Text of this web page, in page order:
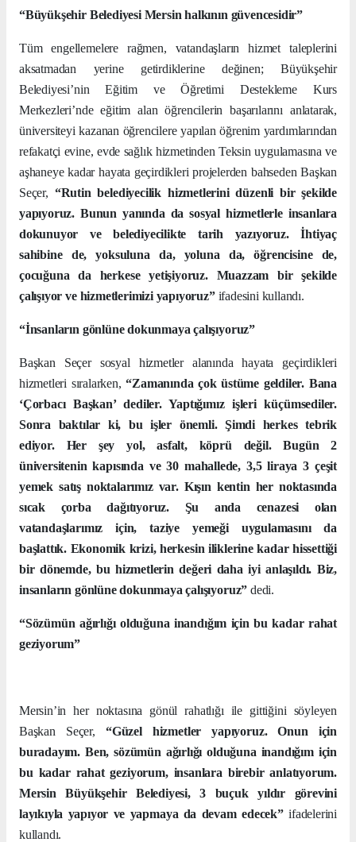
“Büyükşehir Belediyesi Mersin halkının güvencesidir”
Tüm engellemelere rağmen, vatandaşların hizmet taleplerini
aksatmadan yerine getirdiklerine değinen; Büyükşehir
Belediyesi’nin Eğitim ve Öğretimi Destekleme Kurs
Merkezleri’nde eğitim alan öğrencilerin başarılarını anlatarak,
üniversiteyi kazanan öğrencilere yapılan öğrenim yardımlarından
refakatçi evine, evde sağlık hizmetinden Teksin uygulamasına ve
aşhaneye kadar hayata geçirdikleri projelerden bahseden Başkan
Seçer, “Rutin belediyecilik hizmetlerini düzenli bir şekilde
yapıyoruz. Bunun yanında da sosyal hizmetlerle insanlara
dokunuyor ve belediyecilikte tarih yazıyoruz. İhtiyaç
sahibine de, yoksuluna da, yoluna da, öğrencisine de,
çocuğuna da herkese yetişiyoruz. Muazzam bir şekilde
çalışıyor ve hizmetlerimizi yapıyoruz” ifadesini kullandı.
“İnsanların gönlüne dokunmaya çalışıyoruz”
Başkan Seçer sosyal hizmetler alanında hayata geçirdikleri
hizmetleri sıralarken,“Zamanında çok üstüme geldiler. Bana
‘Çorbacı Başkan’ dediler. Yaptığımız işleri küçümsediler.
Sonra baktılar ki, bu işler önemli. Şimdi herkes tebrik
ediyor. Her şey yol, asfalt, köprü değil. Bugün 2
üniversitenin kapısında ve 30 mahallede, 3,5 liraya 3 çeşit
yemek satış noktalarımız var. Kışın kentin her noktasında
sıcak çorba dağıtıyoruz. Şu anda cenazesi olan
vatandaşlarımız için, taziye yemeği uygulamasını da
başlattık. Ekonomik krizi, herkesin iliklerine kadar hissettiği
bir dönemde, bu hizmetlerin değeri daha iyi anlaşıldı. Biz,
insanların gönlüne dokunmaya çalışıyoruz” dedi.
“Sözümün ağırlığı olduğuna inandığım için bu kadar rahat
geziyorum”
Mersin’in her noktasına gönül rahatlığı ile gittiğini söyleyen
Başkan Seçer, “Güzel hizmetler yapıyoruz. Onun için
buradayım. Ben, sözümün ağırlığı olduğuna inandığım için
bu kadar rahat geziyorum, insanlara birebir anlatıyorum.
Mersin Büyükşehir Belediyesi, 3 buçuk yıldır görevini
layıkıyla yapıyor ve yapmaya da devam edecek”ifadelerini
kullandı.